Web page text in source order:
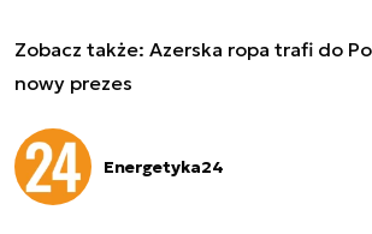
Zobacz także: Azerska ropa trafi do
nowy prezes
Energetyka24